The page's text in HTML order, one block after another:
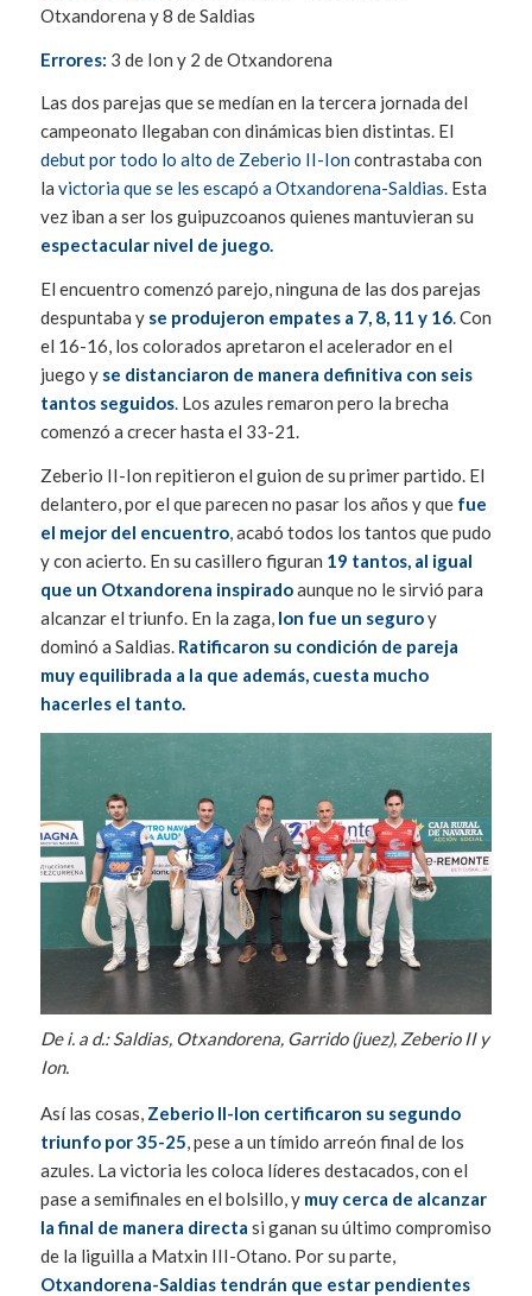
Otxandorena y 8 de Saldias
Errores: 3 de Ion y 2 de Otxandorena
Las dos parejas que se medían en la tercera jornada del
campeonato llegaban con dinámicas bien distintas. El
debut por todo lo alto de Zeberio II-Ioncontrastaba con
la victoria que se les escapó a Otxandorena-Saldias.Esta
vez iban a ser los guipuzcoanos quienes mantuvieran su
espectacular nivel de juego.
El encuentro comenzó parejo, ninguna de las dos parejas
despuntaba y se produjeron empates a 7, 8, 11 y 16. Con
el 16-16, los colorados apretaron el acelerador en el
juego y se distanciaron de manera definitiva con seis
tantos seguidos. Los azules remaron pero la brecha
comenzó a crecer hasta el 33-21.
Zeberio II-Ion repitieron el guion de su primer partido. El
delantero, por el que parecen no pasar los años y que fue
el mejor del encuentro, acabó todos los tantos que pudo
y con acierto. En su casillero figuran 19 tantos, al igual
que un Otxandorena inspiradoaunque no le sirvió para
alcanzar el triunfo. En la zaga, Ion fue un seguroy
dominó a Saldias.Ratificaron su condición de pareja
muy equilibrada a la que además, cuesta mucho
hacerles el tanto.
De i. a d.: Saldias, Otxandorena, Garrido (juez), Zeberio II y
Ion.
Así las cosas,Zeberio II-Ion certificaron su segundo
triunfo por 35-25, pese a un tímido arreón final de los
azules. La victoria les coloca líderes destacados, con el
pase a semifinales en el bolsillo, y muy cerca de alcanzar
la final de manera directa si ganan su último compromiso
de la liguilla a Matxin III-Otano. Por su parte,
Otxandorena-Saldias tendrán que estar pendientes